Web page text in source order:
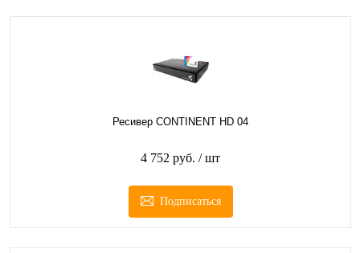
Ресивер CONTINENT НD 04
4 752 руб. / шт
Подписаться